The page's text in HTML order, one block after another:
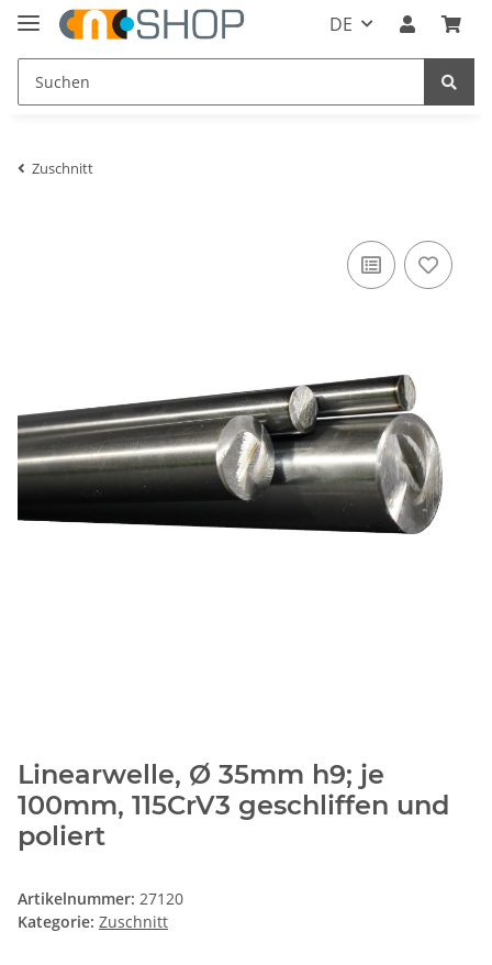
DE
Zuschnitt
Linearwelle, Ø 35mm h9; je
100mm, 115CrV3 geschliffen und
poliert
Artikelnummer: 27120
Kategorie: Zuschnitt